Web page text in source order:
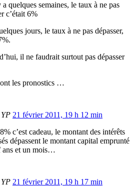
quelques semaines, le taux à ne pas
c’était 6%
jours, le taux à ne pas dépasser,
il ne faudrait surtout pas dépasser
les pronostics …
YP 21 février 2011, 19 h 12 min
c’est cadeau, le montant des intérêts
dépassent le montant capital emprunté
ans et un mois…
YP 21 février 2011, 19 h 17 min